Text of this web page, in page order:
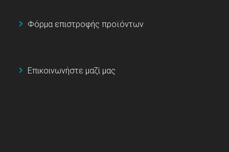
Φόρμα επιστροφής προϊόντων
Επικοινωνήστε μαζί μας